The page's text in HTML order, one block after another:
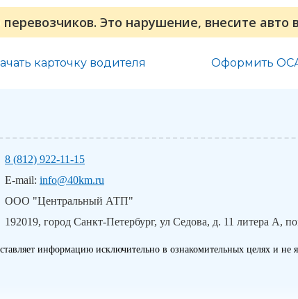
Это нарушение, внесите авто
карточку водителя Оформить
8 (812) 922-11-15
E-mail: info@40km.ru
ООО "Центральный АТП"
192019, город Санкт-Петербург, ул Седова, д. 11 литера А,
информацию исключительно в ознакомительных целях и не